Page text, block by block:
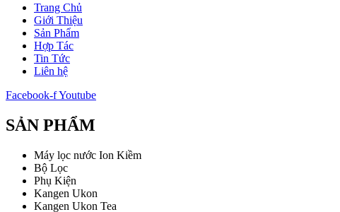
Trang Chủ
Giới Thiệu
Sản Phẩm
Hợp Tác
Tin Tức
Liên hệ
Facebook-fYoutube
SẢN PHẨM
Máy lọc nước Ion Kiềm
Bộ Lọc
Phụ Kiện
Kangen Ukon
Kangen Ukon Tea